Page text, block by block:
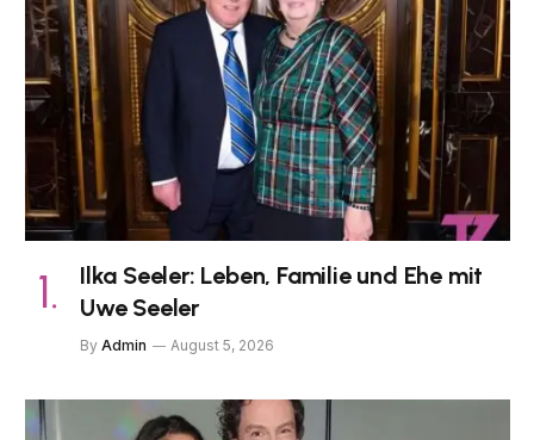
Ilka Seeler: Leben, Familie und Ehe mit
Uwe Seeler
By Admin August 5, 2026